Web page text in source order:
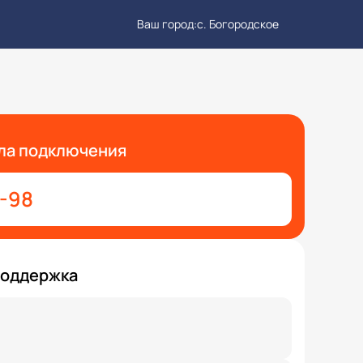
Ваш город:с. Богородское
подключения
98